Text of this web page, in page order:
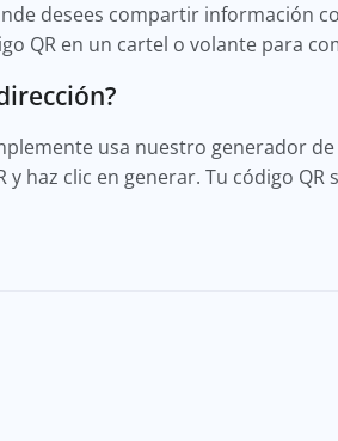
desees compartir información
QR en un cartel o volante para
usa nuestro generador
haz clic en generar. Tu código